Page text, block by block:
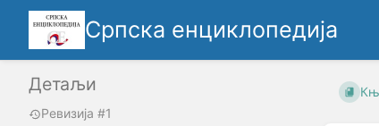
Српска енциклопедија
Детаљи
Ревизија #1